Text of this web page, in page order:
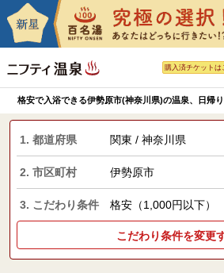
購入済チケットは
格安で入浴できる伊勢原市(神奈川県)の温泉、日帰
1. 都道府県 関東 / 神奈川県
2. 市区町村 伊勢原市
3. こだわり条件 格安（1,000円以下）
こだわり条件を変更